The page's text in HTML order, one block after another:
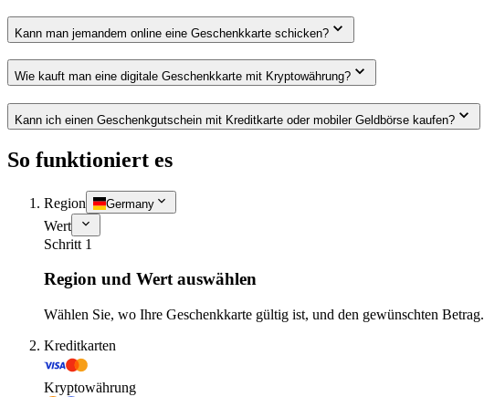
Kann man jemandem online eine Geschenkkarte schicken?
Wie kauft man eine digitale Geschenkkarte mit Kryptowährung?
Kann ich einen Geschenkgutschein mit Kreditkarte oder mobiler Geldbörse kaufen?
So funktioniert es
Region Germany
Wert
Schritt 1
Region und Wert auswählen
Wählen Sie, wo Ihre Geschenkkarte gültig ist, und den gewünschten Betrag.
Kreditkarten
Kryptowährung